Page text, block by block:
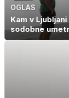
OGLAS
Kam v
sodobne